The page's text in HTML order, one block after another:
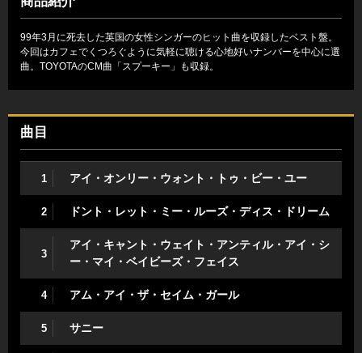
99年3月に死去した英国の女性シンガーのヒット曲を収録したベスト盤。
今回はカフェでくつろぐように気軽に聴ける心地好いナンバーを中心に選
曲。TOYOTAのCM曲「スプーキー」も収録。
曲目
1 アイ・オンリー・ウォント・トゥ・ビー・ユー
2 ドント・レット・ミー・ルーズ・ディス・ドリーム
3
アイ・キャント・ウェイト・アンティル・アイ・シ
ー・マイ・ベイビーズ・フェイス
4 アム・アイ・ザ・セイム・ガール
5 サニー